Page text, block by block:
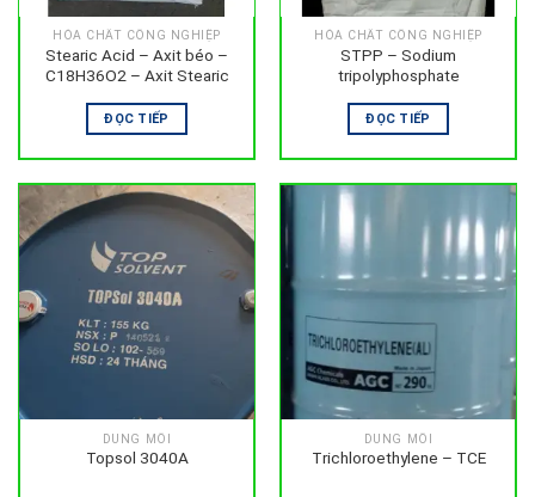
HÓA CHẤT CÔNG NGHIỆP
Stearic Acid – Axit béo –
C18H36O2 – Axit Stearic
ĐỌC TIẾP
HÓA CHẤT CÔNG NGHIỆP
STPP – Sodium
tripolyphosphate
ĐỌC TIẾP
DUNG MÔI
Topsol 3040A
DUNG MÔI
Trichloroethylene – TCE